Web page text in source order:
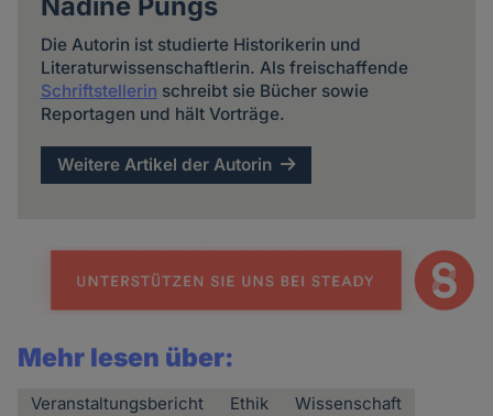
Nadine Pungs
Die Autorin ist studierte Historikerin und
Literaturwissenschaftlerin. Als freischaffende
Schriftstellerin schreibt sie Bücher sowie
Reportagen und hält Vorträge.
Weitere Artikel der Autorin
Mehr lesen über:
Veranstaltungsbericht Ethik
Wissenschaft